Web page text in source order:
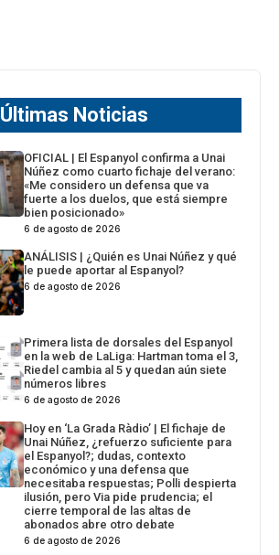
Últimas Noticias
OFICIAL | El Espanyol confirma a Unai
Núñez como cuarto fichaje del verano:
«Me considero un defensa que va
fuerte a los duelos, que está siempre
bien posicionado»
6 de agosto de 2026
ANÁLISIS | ¿Quién es Unai Núñez y qué
le puede aportar al Espanyol?
6 de agosto de 2026
Primera lista de dorsales del Espanyol
en la web de LaLiga: Hartman toma el 3,
Riedel cambia al 5 y quedan aún siete
números libres
6 de agosto de 2026
Hoy en ‘La Grada Ràdio’ | El fichaje de
Unai Núñez, ¿refuerzo suficiente para
el Espanyol?; dudas, contexto
económico y una defensa que
necesitaba respuestas; Polli despierta
ilusión, pero Via pide prudencia; el
cierre temporal de las altas de
abonados abre otro debate
6 de agosto de 2026